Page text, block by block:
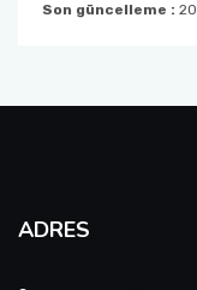
Son güncelleme :
ADRES